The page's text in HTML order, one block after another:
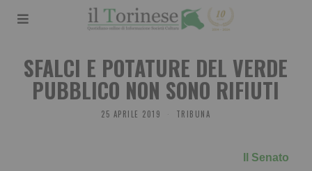
SFALCI E POTATURE DEL VERDE
PUBBLICO NON SONO RIFIUTI
25 APRILE 2019 TRIBUNA
Il Senato